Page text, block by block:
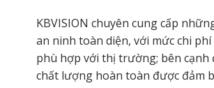
KBVISION chuyên cung cấp
an ninh toàn diện, với mức chi
phù hợp với thị trường; bên cạnh
chất lượng hoàn toàn được đảm